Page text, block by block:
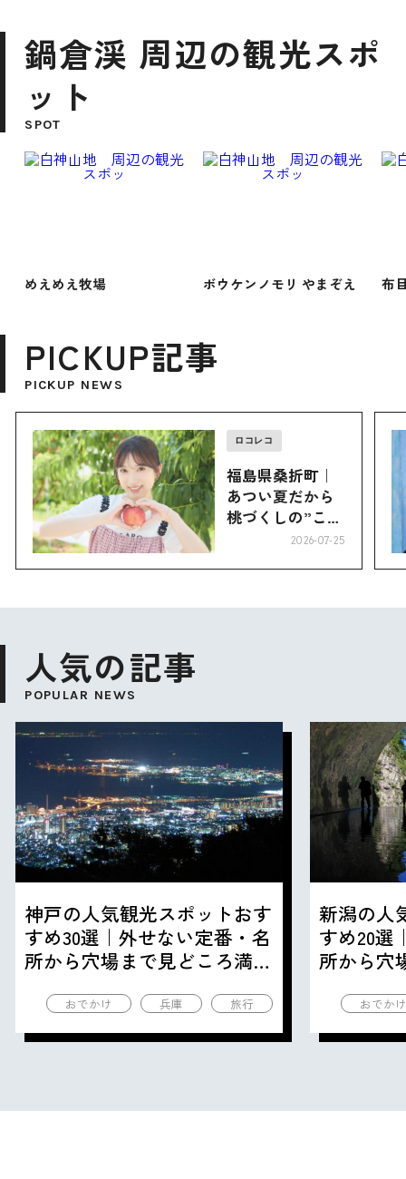
鍋倉渓 周辺の観光スポ
ット
SPOT
めえめえ牧場 ボウケンノモリ やまぞえ 布
PICKUP記事
PICKUP NEWS
ロコレコ
福島県桑折町｜
あつい夏だから
桃づくしの”こお
2026-07-25
人気の記事
POPULAR NEWS
神戸の人気観光スポットおす
すめ30選｜外せない定番・名
所から穴場まで見どころ満載
おでかけ 兵庫 旅行
新潟の人
すめ20選
所から穴
おでか